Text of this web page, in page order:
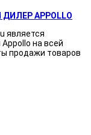
APPOLLO
является
на всей
продажи товаров